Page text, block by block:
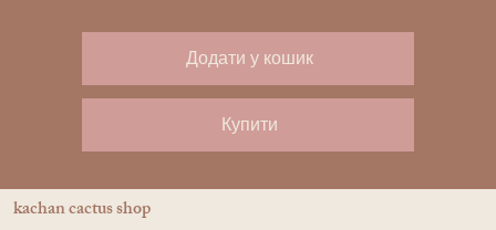
Додати у кошик
Купити
kachan cactus shop